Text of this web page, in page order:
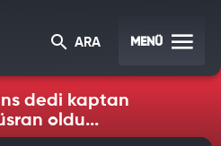
ARA MENÜ
dedi kaptan
oldu...